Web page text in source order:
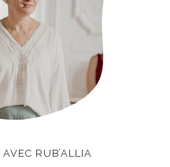
RUB’ALLIA